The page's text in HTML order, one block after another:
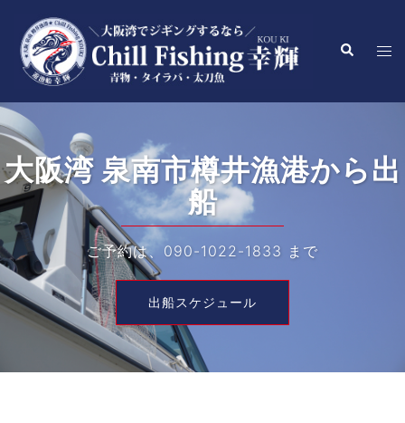
ス
キ
ッ
プ
検
索
ト
ュ
ー
青物・タイラバ・太刀魚なら
『幸輝』にお任せ！
ご予約は、090-1022-1833 まで